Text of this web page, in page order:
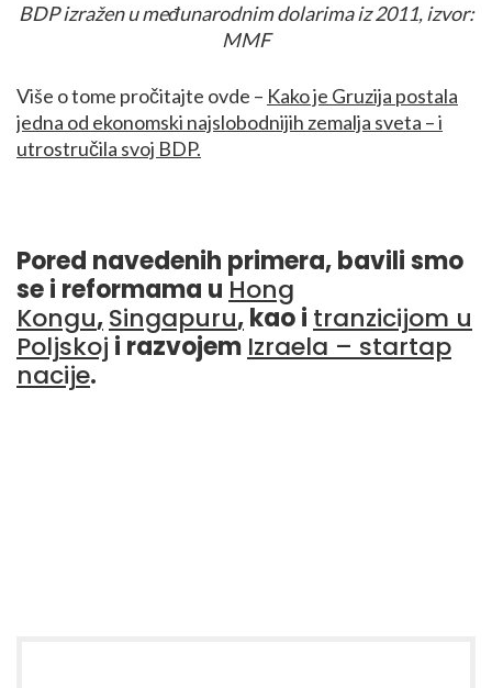
BDP izražen u međunarodnim dolarima iz 2011, izvor:
MMF
Više o tome pročitajte ovde – Kako je Gruzija postala
jedna od ekonomski najslobodnijih zemalja sveta – i
utrostručila svoj BDP.
Pored navedenih primera, bavili smo
se i reformama u Hong
Kongu,Singapuru,kao i tranzicijom u
Poljskoj i razvojem Izraela – startap
nacije.